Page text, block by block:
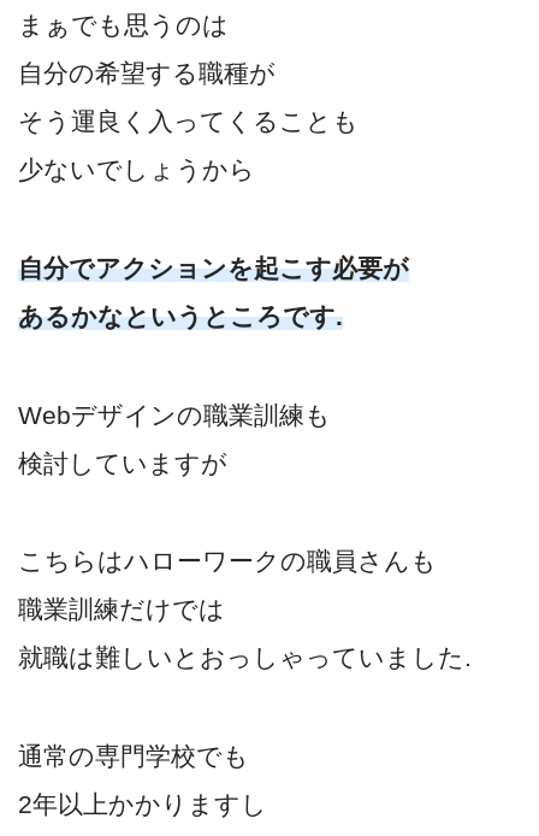
まぁでも思うのは
自分の希望する職種が
そう運良く入ってくることも
少ないでしょうから
自分でアクションを起こす必要が
あるかなというところです.
Webデザインの職業訓練も
検討していますが
こちらはハローワークの職員さんも
職業訓練だけでは
就職は難しいとおっしゃっていました.
通常の専門学校でも
2年以上かかりますし